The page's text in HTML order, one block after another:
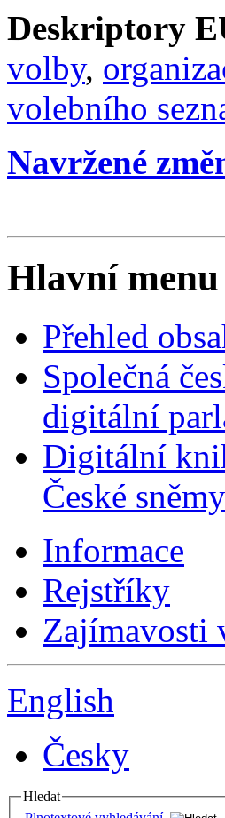
Deskriptory
volby,
volebního
Navržené
Hlavní menu
Přehled
Společná
digitální
Digitální
České sněmy
Informace
Rejstříky
Zajímavosti
English
Česky
Hledat